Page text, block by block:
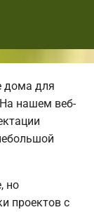
дома для
нашем веб-
но
проектов с